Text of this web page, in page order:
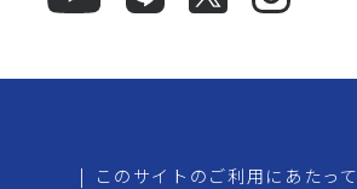
| このサイトのご利用にあたって